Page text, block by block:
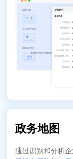
政务地图
通过识别和分析